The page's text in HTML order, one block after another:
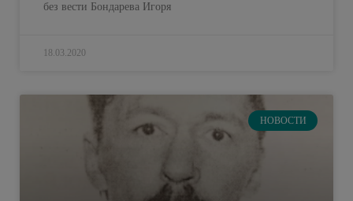
без вести Бондарева Игоря
18.03.2020
НОВОСТИ